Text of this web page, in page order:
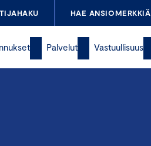
HAE ANSIOMERKKIÄ
Palvelut Vastuullisuus